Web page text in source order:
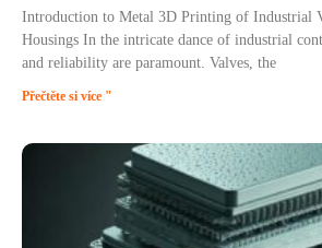
Introduction to Metal 3D Printing of Industrial
Housings In the intricate dance of industrial
and reliability are paramount. Valves, the
Přečtěte si více "